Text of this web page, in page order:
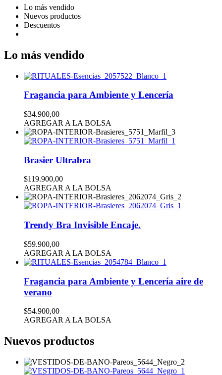
Lo más vendido
Nuevos productos
Descuentos
Lo más vendido
Fragancia para Ambiente y Lencería
$34.900,00
AGREGAR A LA BOLSA
Brasier Ultrabra
$119.900,00
AGREGAR A LA BOLSA
Trendy Bra Invisible Encaje.
$59.900,00
AGREGAR A LA BOLSA
Fragancia para Ambiente y Lencería aire de
verano
$54.900,00
AGREGAR A LA BOLSA
Nuevos productos